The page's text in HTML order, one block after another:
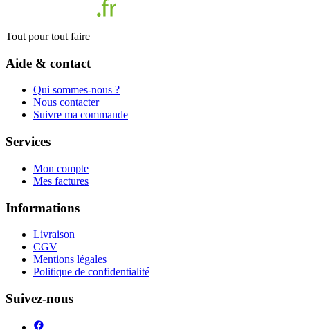
Tout pour tout faire
Aide & contact
Qui sommes-nous ?
Nous contacter
Suivre ma commande
Services
Mon compte
Mes factures
Informations
Livraison
CGV
Mentions légales
Politique de confidentialité
Suivez-nous